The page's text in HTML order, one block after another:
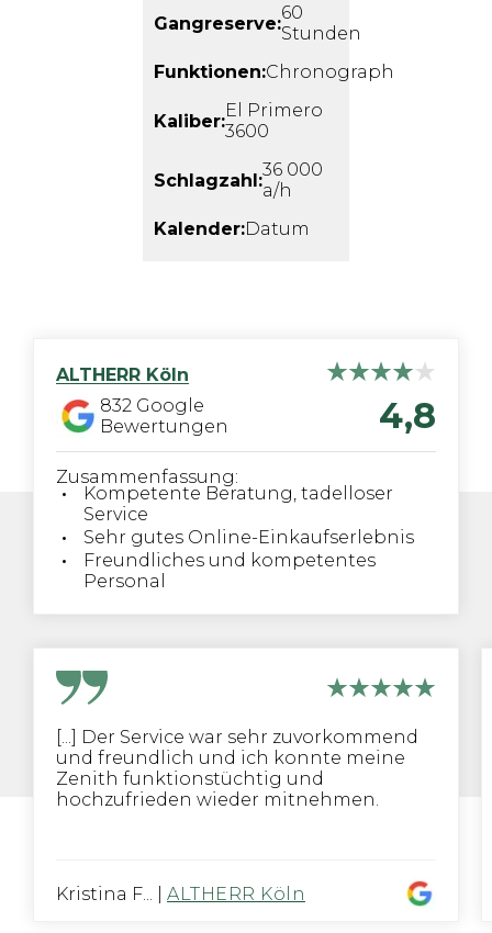
Gangreserve:60
Stunden
Funktionen:Chronograph
Kaliber:El Primero
3600
Schlagzahl:36 000
a/h
Kalender:Datum
ALTHERR Köln
832 Google
Bewertungen
4,8
Zusammenfassung:
Kompetente Beratung, tadelloser
Service
Sehr gutes Online-Einkaufserlebnis
Freundliches und kompetentes
Personal
[...] Der Service war sehr zuvorkommend
und freundlich und ich konnte meine
Zenith funktionstüchtig und
hochzufrieden wieder mitnehmen.
Kristina F... ALTHERR Köln